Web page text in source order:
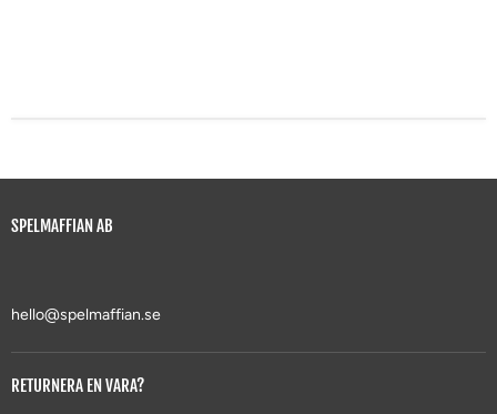
SPELMAFFIAN AB
hello@spelmaffian.se
RETURNERA EN VARA?